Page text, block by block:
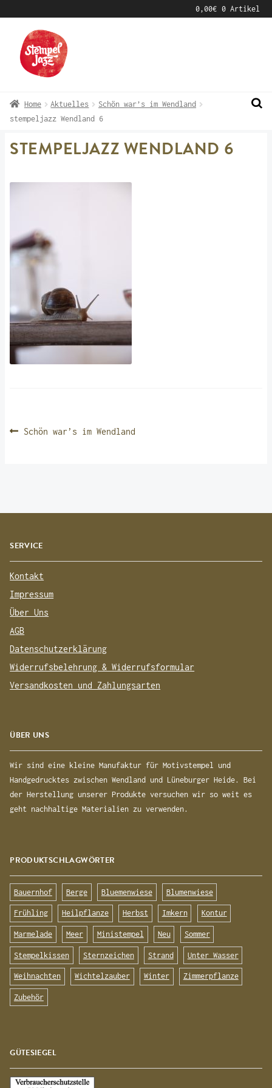
0,00€ 0 Artikel
Navigation
springen
Inhalt
springen
Home Aktuelles
Schön war’s im Wendland
stempeljazz Wendland 6
STEMPELJAZZ WENDLAND 6
BEITRAGSNAVIGATION
Vorheriger
Schön war’s im Wendland
SERVICE
Kontakt
Impressum
Über Uns
AGB
Datenschutzerklärung
Widerrufsbelehrung & Widerrufsformular
Versandkosten und Zahlungsarten
ÜBER UNS
Wir sind eine kleine Manufaktur für Motivstempel und
Handgedrucktes zwischen Wendland und Lüneburger Heide. Bei
der Herstellung unserer Produkte versuchen wir so weit es
geht nachhaltige Materialien zu verwenden.
PRODUKTSCHLAGWÖRTER
Bauernhof Berge Bluemenwiese Blumenwiese
Frühling Heilpflanze Herbst Imkern Kontur
Marmelade Meer Ministempel Neu Sommer
Stempelkissen Sternzeichen Strand Unter Wasser
Weihnachten Wichtelzauber Winter Zimmerpflanze
Zubehör
GÜTESIEGEL